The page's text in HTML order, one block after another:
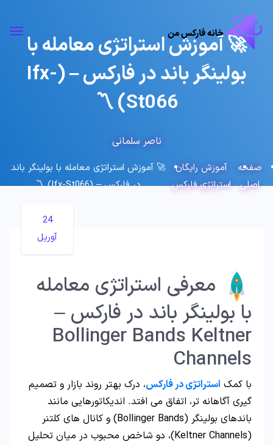
🚀 آموزش استراتژی معامله با
بولینگر باند در فارکس – (Ifx-
St066) 〽️
ناصر سلمانی
صفحه
اصلی
آموزش رایگان
استراتژی فارکس
🚀 آموزش استراتژی معامله با بولینگر باند
در فارکس – (Ifx-St066) 〽️
24
آوریل
معرفی استراتژی معامله
با بولینگر باند در فارکس –
Bollinger Bands Keltner
Channels
با کمک استراتژی در فارکس، درک بهتر روند بازار و تصمیم
گیری آگاهانه تر، اتفاق می افتد. اندیکاتورهایی مانند
باندهای بولینگر (Bollinger Bands) و کانال های کلتنر
(Keltner Channels)، دو شاخص محبوب در میان تحلیل